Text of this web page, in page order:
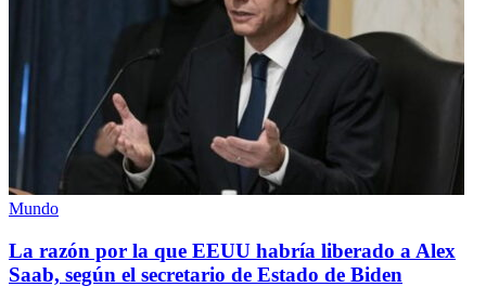
Mundo
La razón por la que EEUU habría liberado a Alex
Saab, según el secretario de Estado de Biden